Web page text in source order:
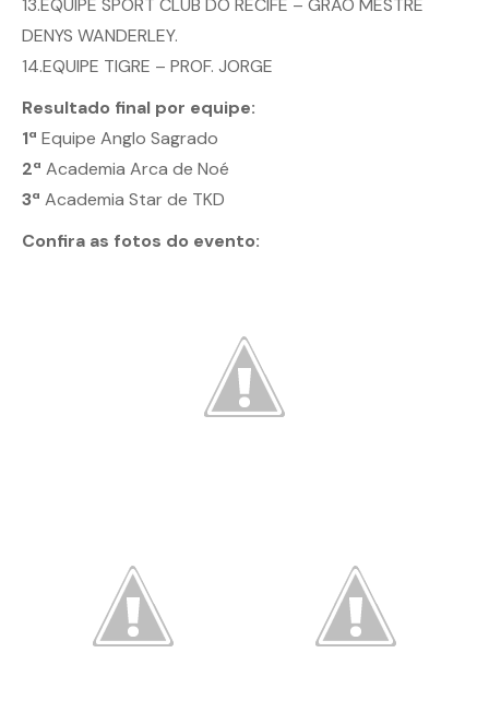
13.EQUIPE SPORT CLUB DO RECIFE – GRÃO MESTRE
DENYS WANDERLEY.
14.EQUIPE TIGRE – PROF. JORGE
Resultado final por equipe:
1ª Equipe Anglo Sagrado
2ª Academia Arca de Noé
3ª Academia Star de TKD
Confira as fotos do evento: